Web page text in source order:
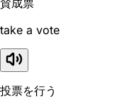
take a vote
投票を行う